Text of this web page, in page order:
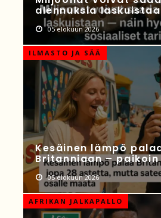
alennuksia
05 elokuun 2026
ILMASTO JA SÄÄ
Kesäinen lämpö
Britanniaan –
05 elokuun 2026
AFRIKAN JALKAPALLO